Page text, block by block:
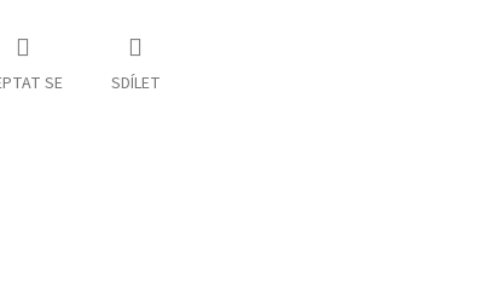
SE SDÍLET